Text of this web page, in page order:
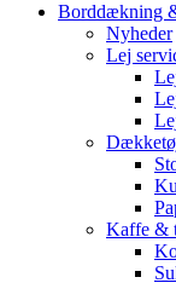
Borddækning
Nyheder
Lej
Kaffe &